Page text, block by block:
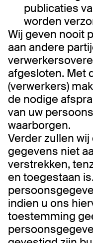
publicaties
worden
Wij geven nooit
aan andere
afgesloten. Met
(verwerkers)
de nodige
van uw
waarborgen.
Verder zullen
gegevens niet
verstrekken,
en toegestaan
indien u ons
toestemming